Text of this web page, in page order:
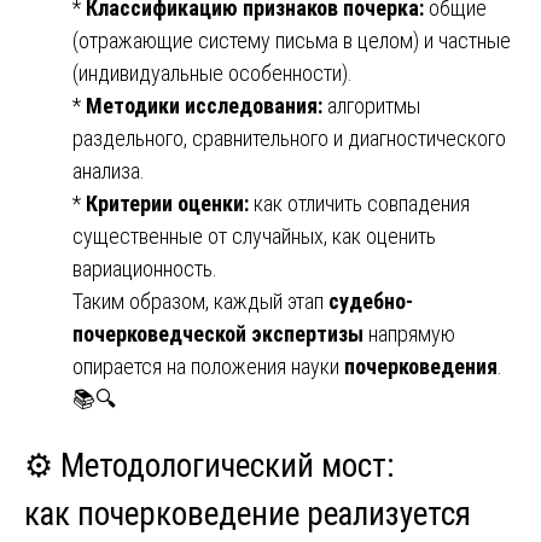
* Классификацию признаков почерка: общие
(отражающие систему письма в целом) и частные
(индивидуальные особенности).
* Методики исследования: алгоритмы
раздельного, сравнительного и диагностического
анализа.
* Критерии оценки: как отличить совпадения
существенные от случайных, как оценить
вариационность.
Таким образом, каждый этап судебно-
почерковедческой экспертизы напрямую
опирается на положения науки почерковедения
📚🔍
⚙️ Методологический мост:
как почерковедение реализуется